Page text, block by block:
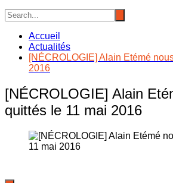
Accueil
Actualités
[NÉCROLOGIE] Alain Etémé
2016
[NÉCROLOGIE] Alain
quittés le 11 mai 2016